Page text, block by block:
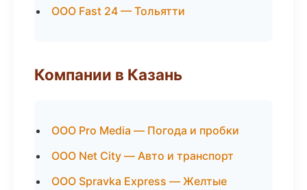
ООО Fast 24 — Тольятти
Компании в Казань
ООО Pro Media — Погода и пробки
ООО Net City — Авто и транспорт
ООО Spravka Express — Желтые